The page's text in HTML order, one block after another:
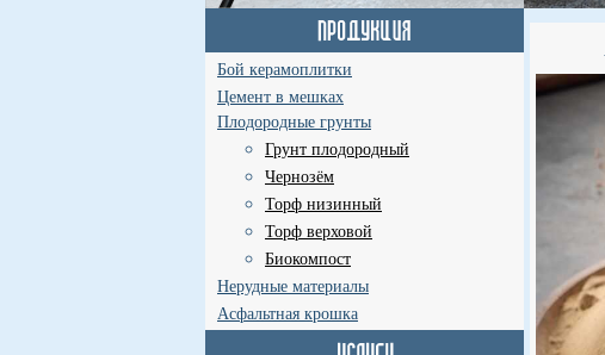
Бой керамоплитки
Цемент в мешках
Плодородные грунты
Грунт плодородный
Чернозём
Торф низинный
Торф верховой
Биокомпост
Нерудные материалы
Асфальтная крошка